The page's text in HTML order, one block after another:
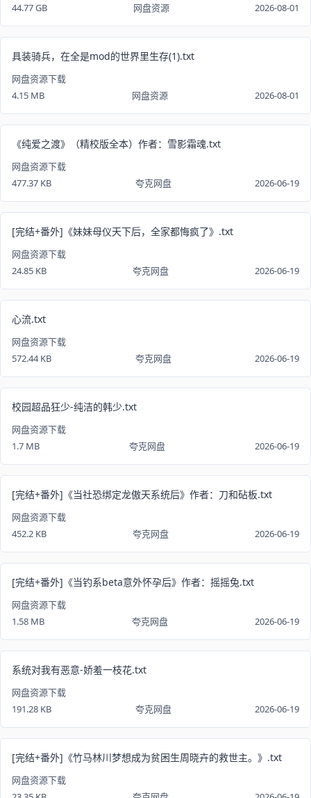
44.77 GB
网盘资源 2026-08-01
具装骑兵，在全是mod的世界里生存(1).txt
网盘资源下载
4.15 MB
网盘资源 2026-08-01
《纯爱之渡》（精校版全本）作者：雪影霜魂.txt
网盘资源下载
477.37 KB
夸克网盘 2026-06-19
[完结+番外]《妹妹母仪天下后，全家都悔疯了》.txt
网盘资源下载
24.85 KB
夸克网盘 2026-06-19
心流.txt
网盘资源下载
572.44 KB
夸克网盘 2026-06-19
校园超品狂少-纯洁的韩少.txt
网盘资源下载
1.7 MB
夸克网盘 2026-06-19
[完结+番外]《当社恐绑定龙傲天系统后》作者：刀和砧板.txt
网盘资源下载
452.2 KB
夸克网盘 2026-06-19
[完结+番外]《当钓系beta意外怀孕后》作者：摇摇兔.txt
网盘资源下载
1.58 MB
夸克网盘 2026-06-19
系统对我有恶意-娇羞一枝花.txt
网盘资源下载
191.28 KB
夸克网盘 2026-06-19
[完结+番外]《竹马林川梦想成为贫困生周晓卉的救世主。》.txt
网盘资源下载